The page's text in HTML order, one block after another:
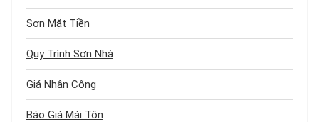
Sơn Mặt Tiền
Quy Trình Sơn Nhà
Giá Nhân Công
Báo Giá Mái Tôn